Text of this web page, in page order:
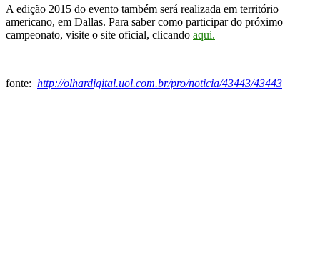
A edição 2015 do evento também será realizada em território
americano, em Dallas. Para saber como participar do próximo
campeonato, visite o site oficial, clicando aqui.
fonte: http://olhardigital.uol.com.br/pro/noticia/43443/43443